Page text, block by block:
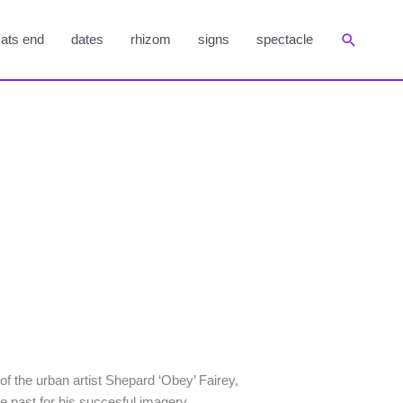
end dates rhizom signs spectacle Suchen
urban artist Shepard ‘Obey’ Fairey,